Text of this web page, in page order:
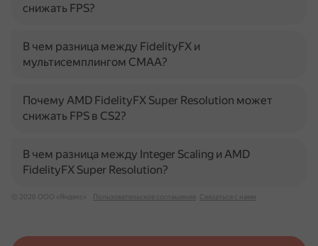
снижать FPS?
В чем разница между FidelityFX и
мультисемплингом CMAA?
Почему AMD FidelityFX Super Resolution может
снижать FPS в CS2?
В чем разница между Integer Scaling и AMD
FidelityFX Super Resolution?
© 2026 ООО «Яндекс» Пользовательское соглашение Связаться с нами